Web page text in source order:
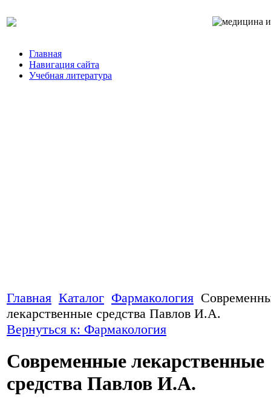
Главная
Навигация сайта
Учебная литература
Главная Каталог Фармакология
лекарственные средства Павлов И.А.
Вернуться к: Фармакология
Современные лекарственные
средства Павлов И.А.